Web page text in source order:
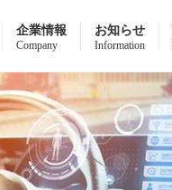
企業情報
Company
お知らせ
Information